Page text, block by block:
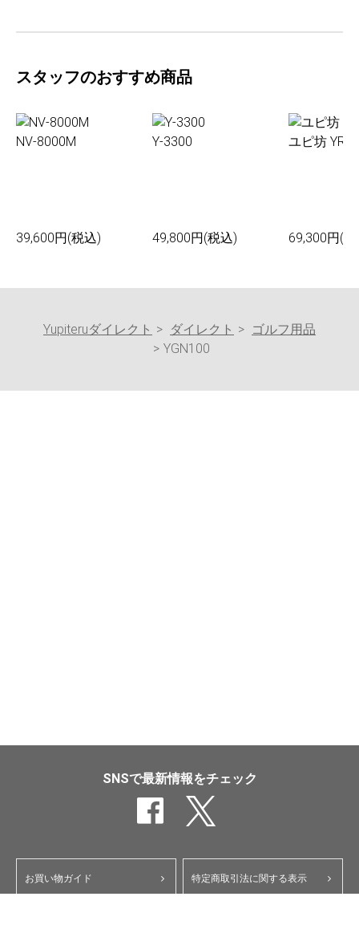
スタッフのおすすめ商品
NV-8000M
39,600円(税込)
Y-3300
49,800円(税込)
ユピ坊 YR-
69,300円(
Yupiteruダイレクト ダイレクト
ゴルフ用品
YGN100
SNSで最新情報をチェック
お買い物ガイド 特定商取引法に関する表示